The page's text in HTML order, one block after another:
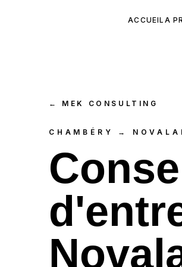
ACCUEIL A
← MEK CONSULTING
CHAMBÉRY →